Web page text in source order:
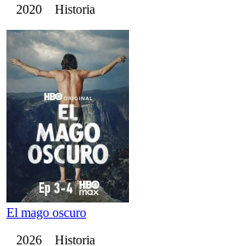
2020 Historia
El mago oscuro
2026 Historia